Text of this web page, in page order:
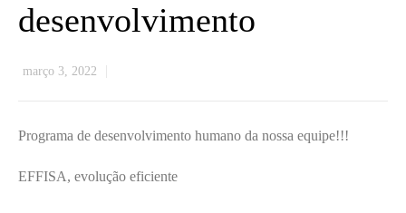
desenvolvimento
março 3, 2022
Programa de desenvolvimento humano da nossa equipe!!!
EFFISA, evolução eficiente